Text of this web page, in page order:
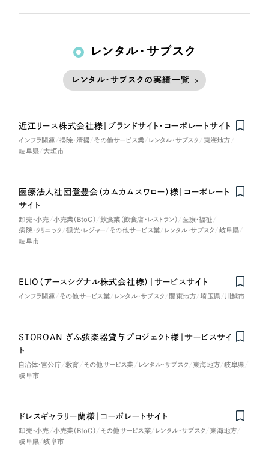
レンタル・サブスク
レンタル・サブスクの実績一覧
Nominee
近江リース株式会社様｜ブランドサイト・コーポレートサイト
インフラ関連 掃除・清掃 その他サービス業 レンタル・サブスク
東海地方
岐阜県
大垣市
医療法人社団登豊会（カムカムスワロー）様｜コーポレート
サイト
卸売・小売 小売業（BtoC） 飲食業（飲食店・レストラン）
医療・福祉
病院・クリニック
観光・レジャー その他サービス業 レンタル・サブスク
岐阜県
岐阜市
ELIO（アースシグナル株式会社様）｜サービスサイト
インフラ関連 その他サービス業 レンタル・サブスク 関東地方 埼玉県 川越市
STOROAN ぎふ弦楽器貸与プロジェクト様｜サービスサイ
ト
自治体・官公庁 教育 その他サービス業 レンタル・サブスク 東海地方
岐阜県
岐阜市
ドレスギャラリー蘭様｜コーポレートサイト
卸売・小売 小売業（BtoC） その他サービス業 レンタル・サブスク
東海地方
岐阜県
岐阜市